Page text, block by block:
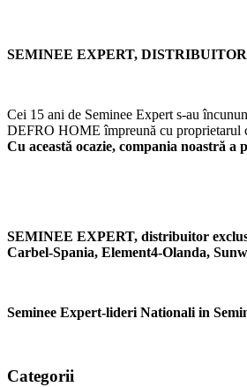
SEMINEE EXPERT,
Cei 15 ani de Seminee Expert s-au
DEFRO HOME împreună cu proprietarul
Cu această ocazie, compania noastră
SEMINEE EXPERT, distribuitor
Carbel-Spania, Element4-Olanda,
Seminee Expert-lideri Nationali in
Categorii